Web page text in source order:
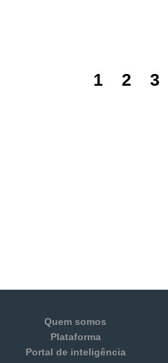
1 2 3
Quem somos
Plataforma
Portal de inteligência